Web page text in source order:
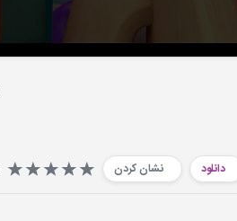
دانلود نشان کردن